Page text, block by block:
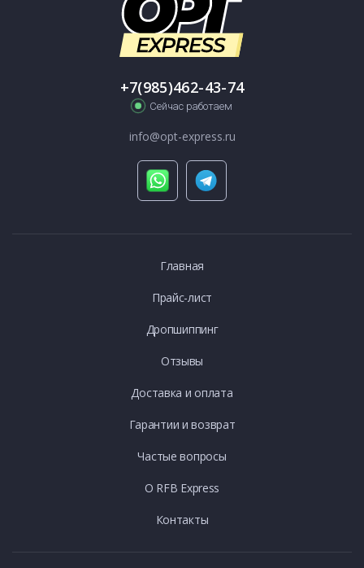
+7(985)462-43-74
Сейчас работаем
info@opt-express.ru
Главная
Прайс-лист
Дропшиппинг
Отзывы
Доставка и оплата
Гарантии и возврат
Частые вопросы
О RFB Express
Контакты